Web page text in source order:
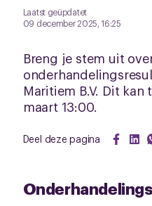
Laatst geüpdatet
09 december 2025, 16:25
Breng je stem uit
Maritiem B.V. Dit
maart 13:00.
Deel deze pagina